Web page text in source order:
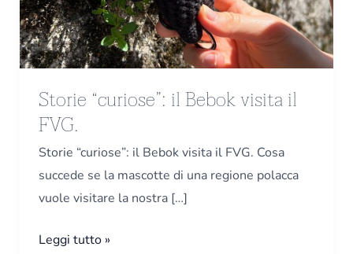
Storie “curiose”: il Bebok visita il
FVG.
Storie “curiose”: il Bebok visita il FVG. Cosa
succede se la mascotte di una regione polacca
vuole visitare la nostra […]
il
FVG.
Leggi tutto »